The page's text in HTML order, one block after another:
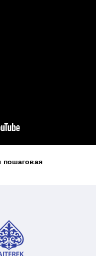
пошаговая